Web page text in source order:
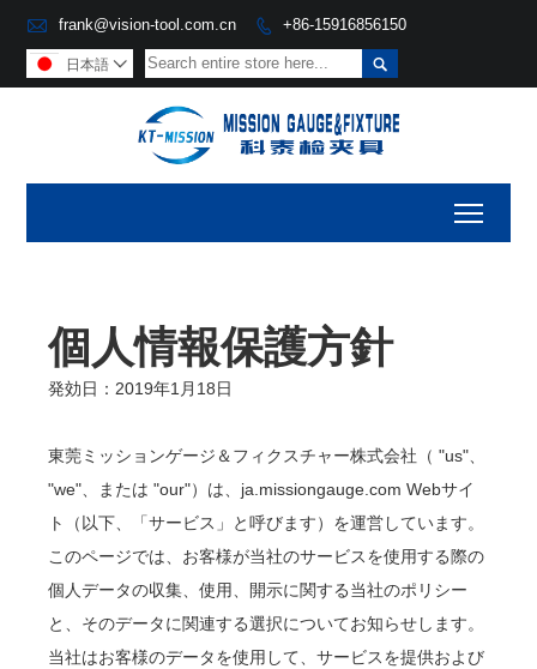
 frank@vision-tool.com.cn  +86-15916856150

日本語 
個人情報保護方針
発効日：2019年1月18日
東莞ミッションゲージ＆フィクスチャー株式会社（ "us"、
"we"、または "our"）は、ja.missiongauge.com Webサイ
ト（以下、「サービス」と呼びます）を運営しています。
このページでは、お客様が当社のサービスを使用する際の
個人データの収集、使用、開示に関する当社のポリシー
と、そのデータに関連する選択についてお知らせします。
当社はお客様のデータを使用して、サービスを提供および